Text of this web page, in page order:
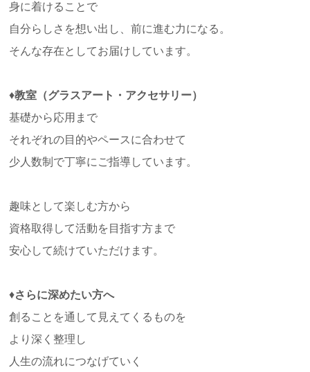
身に着けることで
自分らしさを想い出し、前に進む力になる。
そんな存在としてお届けしています。
♦教室（グラスアート・アクセサリー）
基礎から応用まで
それぞれの目的やペースに合わせて
少人数制で丁寧にご指導しています。
趣味として楽しむ方から
資格取得して活動を目指す方まで
安心して続けていただけます。
♦さらに深めたい方へ
創ることを通して見えてくるものを
より深く整理し
人生の流れにつなげていく